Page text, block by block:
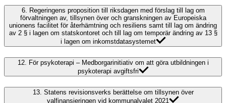
6. Regeringens proposition till riksdagen med förslag till lag om
förvaltningen av, tillsynen över och granskningen av Europeiska
unionens facilitet för återhämtning och resiliens samt till lag om ändring
av 2 § i lagen om statskontoret och till lag om temporär ändring av 13 §
i lagen om inkomstdatasystemet
12.
För psykoterapi – Medborgarinitiativ om att göra utbildningen i
psykoterapi avgiftsfri
13. Statens revisionsverks berättelse om tillsynen över
valfinansieringen vid kommunalvalet 2021